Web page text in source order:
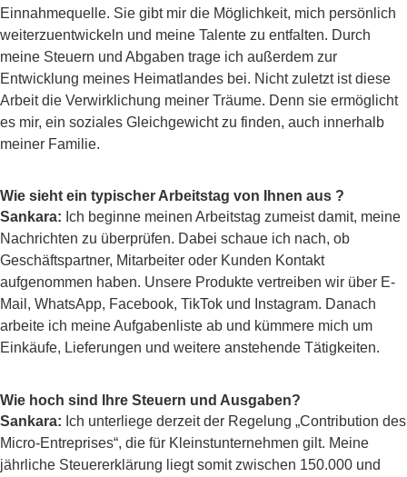
Einnahmequelle. Sie gibt mir die Möglichkeit, mich persönlich
weiterzuentwickeln und meine Talente zu entfalten. Durch
meine Steuern und Abgaben trage ich außerdem zur
Entwicklung meines Heimatlandes bei. Nicht zuletzt ist diese
Arbeit die Verwirklichung meiner Träume. Denn sie ermöglicht
es mir, ein soziales Gleichgewicht zu finden, auch innerhalb
meiner Familie.
Wie sieht ein typischer Arbeitstag von Ihnen aus ?
Sankara: Ich beginne meinen Arbeitstag zumeist damit, meine
Nachrichten zu überprüfen. Dabei schaue ich nach, ob
Geschäftspartner, Mitarbeiter oder Kunden Kontakt
aufgenommen haben. Unsere Produkte vertreiben wir über E-
Mail, WhatsApp, Facebook, TikTok und Instagram. Danach
arbeite ich meine Aufgabenliste ab und kümmere mich um
Einkäufe, Lieferungen und weitere anstehende Tätigkeiten.
Wie hoch sind Ihre Steuern und Ausgaben?
Sankara: Ich unterliege derzeit der Regelung „Contribution des
Micro-Entreprises“, die für Kleinstunternehmen gilt. Meine
jährliche Steuererklärung liegt somit zwischen 150.000 und